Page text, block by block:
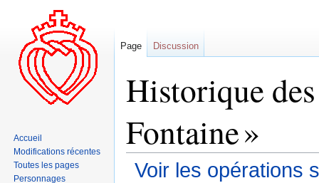
Historique
Fontaine »
Voir les opérations
Page Discussion
Accueil
Modifications récentes
Toutes les pages
Personnages